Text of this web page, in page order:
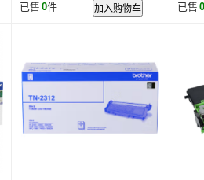
已售 0件 加入购物车
已售 0